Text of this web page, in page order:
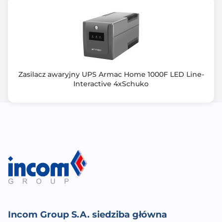
Power Walker VI 600 SW to UPS charakteryzujący się
czystą falą sinusoidalną
ogrzewania, systemach instalacji solarnych, pompach
indukcyjnych, akwariach
terrariach, bramach garażowych, urządzeniach
biurowych i innych.
- Zabezpieczenie przeciwprzepięciowe 3x IEC, RJ-11,
- Automatyczny restart po przywróceniu zasilania AC
- Ładowanie w trybie wyłączonym
- Funkcja zimnego startu
Oprogramowanie: ViewPower
Zasilacz awaryjny UPS Armac Home 1000F LED Line-
Interactive 4xSchuko
Incom Group S.A. siedziba główna